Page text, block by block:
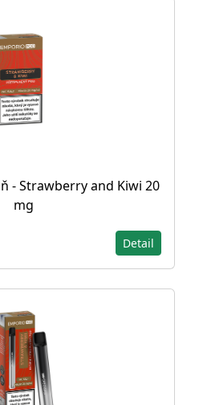
- Strawberry and Kiwi 20
mg
Detail